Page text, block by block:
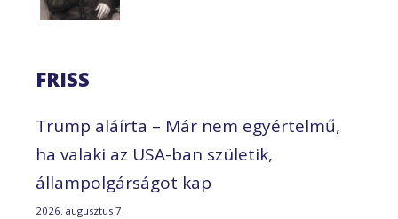
FRISS
Trump aláírta – Már nem egyértelmű,
ha valaki az USA-ban születik,
állampolgárságot kap
2026. augusztus 7.